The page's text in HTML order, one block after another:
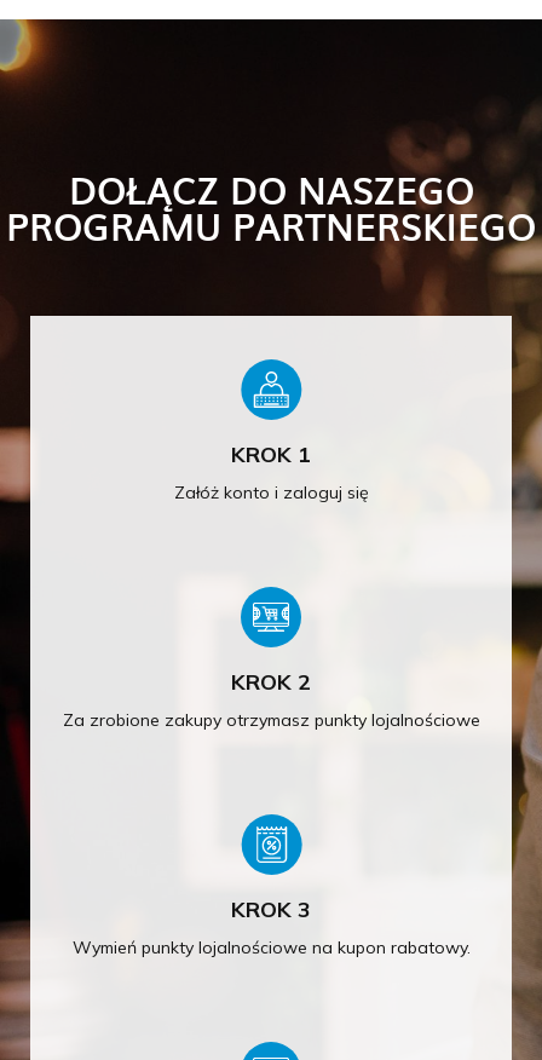
DOŁĄCZ DO NASZEGO
PROGRAMU PARTNERSKIEGO
KROK 1
Załóż konto i zaloguj się
KROK 2
Za zrobione zakupy otrzymasz punkty lojalnościowe
KROK 3
Wymień punkty lojalnościowe na kupon rabatowy.